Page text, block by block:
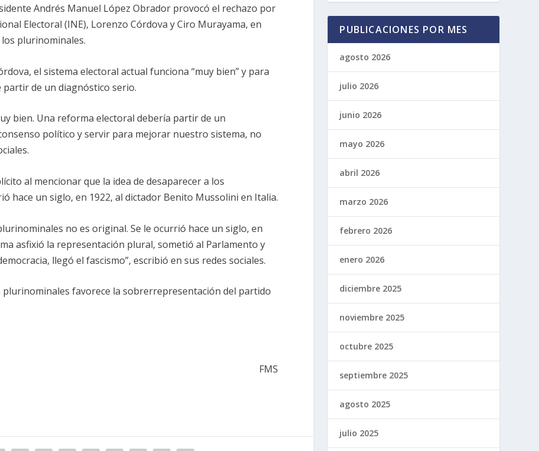
Andrés Manuel López Obrador provocó el rechazo por
Electoral (INE), Lorenzo Córdova y Ciro Murayama, en
plurinominales.
el sistema electoral actual funciona “muy bien” y para
de un diagnóstico serio.
bien. Una reforma electoral debería partir de un
político y servir para mejorar nuestro sistema, no
al mencionar que la idea de desaparecer a los
hace un siglo, en 1922, al dictador Benito Mussolini en Italia.
no es original. Se le ocurrió hace un siglo, en
asfixió la representación plural, sometió al Parlamento y
llegó el fascismo”, escribió en sus redes sociales.
plurinominales favorece la sobrerrepresentación del partido
FMS
PUBLICACIONES POR MES
agosto 2026
julio 2026
junio 2026
mayo 2026
abril 2026
marzo 2026
febrero 2026
enero 2026
diciembre 2025
noviembre 2025
octubre 2025
septiembre 2025
agosto 2025
julio 2025